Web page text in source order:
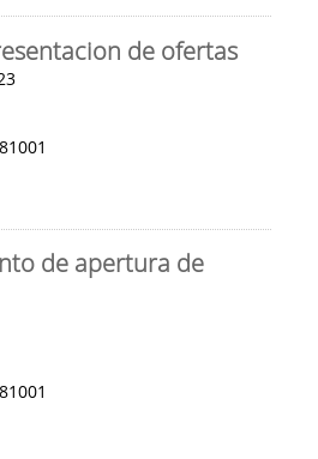
de ofertas
de apertura de